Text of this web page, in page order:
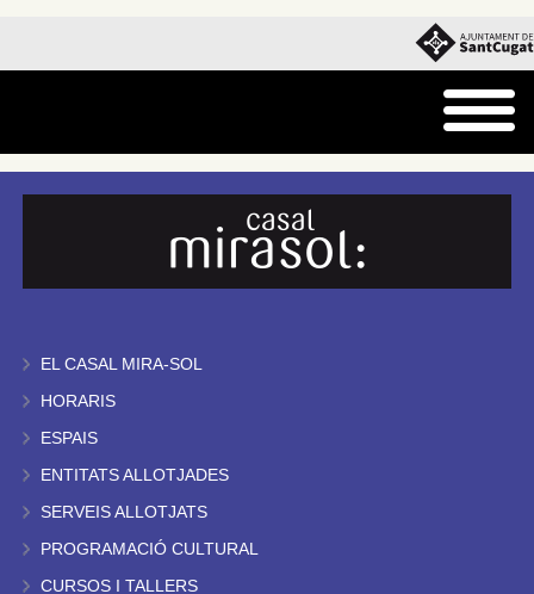
EL CASAL MIRA-SOL
HORARIS
ESPAIS
ENTITATS ALLOTJADES
SERVEIS ALLOTJATS
PROGRAMACIÓ CULTURAL
CURSOS I TALLERS